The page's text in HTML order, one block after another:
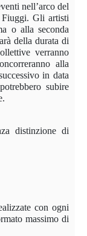
nell’arco del
Gli artisti
o alla seconda
della durata di
verranno
alla
in data
subire
distinzione di
con ogni
massimo di